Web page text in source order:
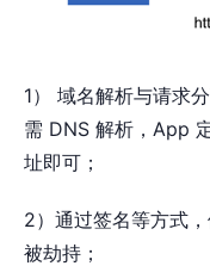
1） 域名解析与请求
需 DNS 解析，App
址即可；
2）通过签名等方式
被劫持；